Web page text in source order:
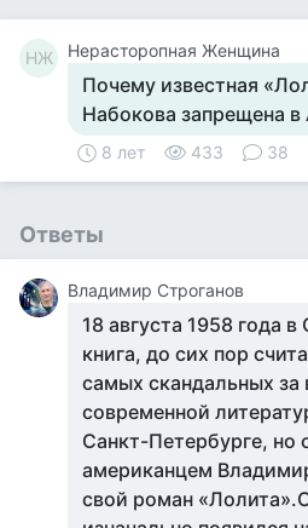
НЖ Нерасторопная Женщина
Почему известная
Набокова запрещена
8 лет 433 38
Ответы
Владимир Строганов
18 августа 1958 года
книга, до сих пор
самых скандальных
современной
Санкт-Петербурге, но
американцем
свой роман